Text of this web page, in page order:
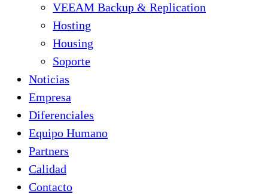
VEEAM Backup & Replication
Hosting
Housing
Soporte
Noticias
Empresa
Diferenciales
Equipo Humano
Partners
Calidad
Contacto